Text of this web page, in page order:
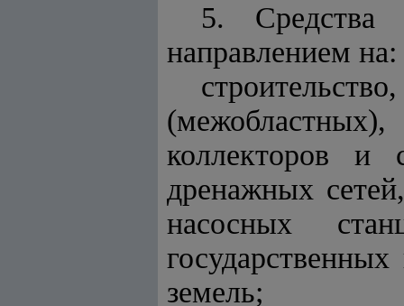
5. Средства
направлением на:
коллекторов и
дренажных
насосных
земель;